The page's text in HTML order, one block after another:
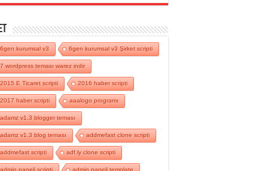
6gen kurumsal v3 6gen kurumsal v3 Şirket scripti
7 wordpress teması warez indir
2015 E Ticaret scripti 2016 haber scripti
2017 haber scripti aaalogo programı
adamz v1.3 blogger teması
adamz v1.3 blog teması addmefast clone scripti
addmefast scripti adf.ly clone scripti
admin paneli scripti admin paneli template